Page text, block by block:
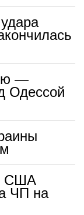
—
Одессой
США
ЧП на